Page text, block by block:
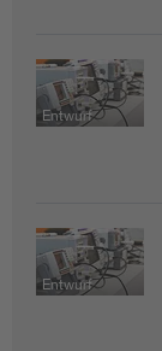
Entwurf
Entwurf